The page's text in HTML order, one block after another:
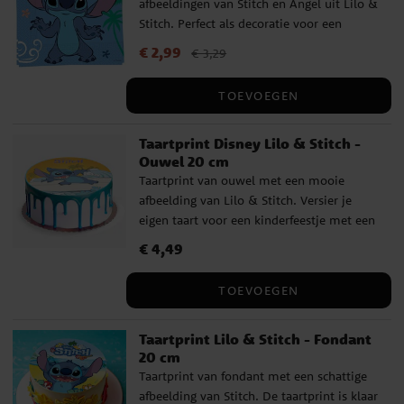
afbeeldingen van Stitch en Angel uit Lilo &
Stitch. Perfect als decoratie voor een
en zijn uitgevouwen ca. 33 x 33 cm groot.
Actuele prijs:€ 2,99
€ 2,99 € 3,29
TOEVOEGEN
Taartprint Disney Lilo & Stitch -
Ouwel 20 cm
Taartprint van ouwel met een mooie
afbeelding van Lilo & Stitch. Versier je
eigen taart voor een kinderfeestje met een
eenvoudig bovenop. De taartprint heeft
in gebruik. Taartprints van ouwel zijn
toegevoegde suikers. Geschikt voor
vegetariërs. Ingrediënten:
aardappelzetmeel, water, zonnebloemolie,
maltodextrine, kleurstoffen: E102, E122,
Prijs :€ 4,49
€ 4,49
TOEVOEGEN
Taartprint Lilo & Stitch - Fondant
20 cm
Taartprint van fondant met een schattige
afbeelding van Stitch. De taartprint is klaar